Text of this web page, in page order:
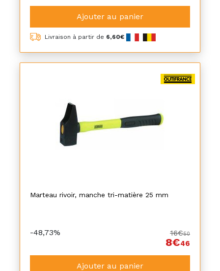
Ajouter au panier
Livraison à partir de 6,60€
Marteau rivoir, manche tri-matière 25 mm
-48,73% 16€50
8€46
Ajouter au panier